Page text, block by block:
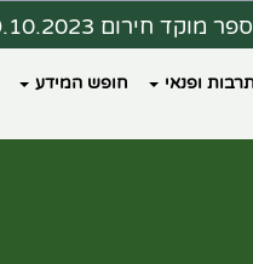
מוקד חירום 09.10.2023- 15:50
מצב 09.10.2023 - 16:00
ופנאי חופש המידע